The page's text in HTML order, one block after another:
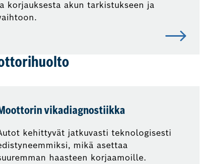
korjauksesta akun tarkistukseen ja
vikadiagnostiikka
kehittyvät jatkuvasti teknologisesti
mikä asettaa
haasteen korjaamoille.